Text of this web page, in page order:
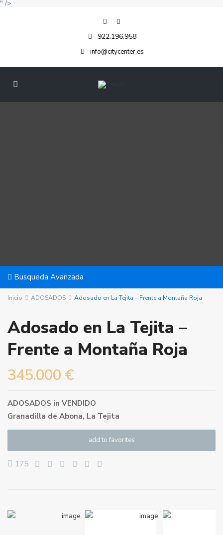
" />
922.196.958
info@citycenter.es
Busqueda Avanzada
Inicio ADOSADOS Adosado en La Tejita – Frente a Montaña Roja
Adosado en La Tejita –
Frente a Montaña Roja
345.000 €
ADOSADOS in VENDIDO
Granadilla de Abona, La Tejita
add to favorites
175